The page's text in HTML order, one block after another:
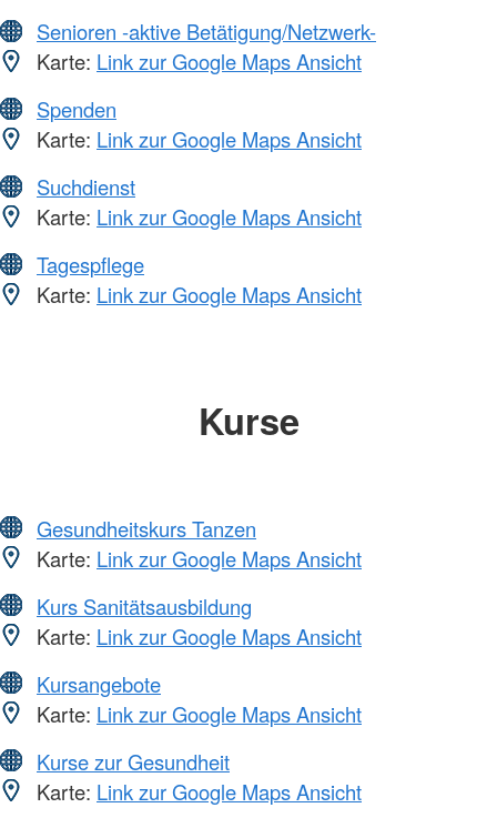
Senioren -aktive Betätigung/Netzwerk-
Karte: Link zur Google Maps Ansicht
Spenden
Karte: Link zur Google Maps Ansicht
Suchdienst
Karte: Link zur Google Maps Ansicht
Tagespflege
Karte: Link zur Google Maps Ansicht
Kurse
Gesundheitskurs Tanzen
Karte: Link zur Google Maps Ansicht
Kurs Sanitätsausbildung
Karte: Link zur Google Maps Ansicht
Kursangebote
Karte: Link zur Google Maps Ansicht
Kurse zur Gesundheit
Karte: Link zur Google Maps Ansicht